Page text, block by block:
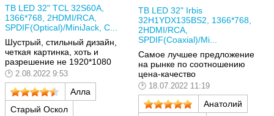
ТВ LED 32" TCL 32S60A,
1366*768, 2HDMI/RCA,
SPDIF(Optical)/MiniJack, C...
Шустрый, стильный дизайн,
четкая картинка, хоть и
разрешение не 1920*1080
2.08.2022 9:53
Алла
Старый Оскол
ТВ LED 32" Irbis
32H1YDX135BS2, 1366*768,
2HDMI/RCA,
SPDIF(Coaxial)/Mi...
Самое лучшее предложение
на рынке по соотношению
цена-качество
18.07.2022 11:19
Анатолий